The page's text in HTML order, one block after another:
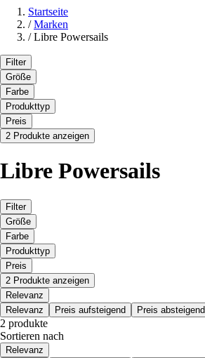
Startseite
/ Marken
/ Libre Powersails
Filter
Größe
Farbe
Produkttyp
Preis
2 Produkte anzeigen
Libre Powersails
Filter
Größe
Farbe
Produkttyp
Preis
2 Produkte anzeigen
Relevanz
Relevanz
Preis aufsteigend Preis absteigend
2 produkte
Sortieren nach
Relevanz